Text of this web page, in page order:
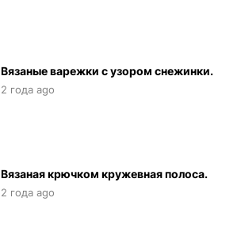
Вязаные варежки с узором снежинки.
2 года ago
Вязаная крючком кружевная полоса.
2 года ago